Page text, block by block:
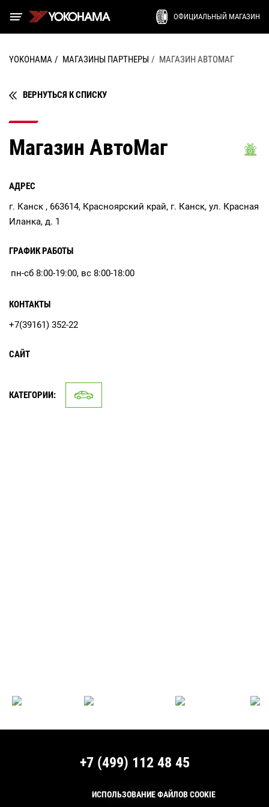
ОФИЦИАЛЬНЫЙ МАГАЗИН
YOKOHAMA МАГАЗИНЫ ПАРТНЕРЫ МАГАЗИН АВТОМАГ
ВЕРНУТЬСЯ К СПИСКУ
Магазин АвтоМаг
АДРЕС
г. Канск , 663614, Красноярский край, г. Канск, ул. Красная
Иланка, д. 1
ГРАФИК РАБОТЫ
пн-сб 8:00-19:00, вс 8:00-18:00
КОНТАКТЫ
+7(39161) 352-22
САЙТ
КАТЕГОРИИ:
+7 (499) 112 48 45
МЫ В СОЦСЕТЯХ:
ИСПОЛЬЗОВАНИЕ ФАЙЛОВ COOKIE